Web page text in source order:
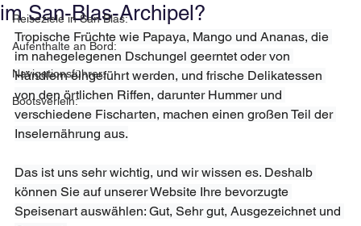
Reiseziele in San Blas:
Aufenthalte an Bord:
Navigationsführer:
Bootsverleih:
im San-Blas-Archipel?
Tropische Früchte wie Papaya, Mango und Ananas, die
im nahegelegenen Dschungel geerntet oder von
Händlern eingeführt werden, und frische Delikatessen
von den örtlichen Riffen, darunter Hummer und
verschiedene Fischarten, machen einen großen Teil der
Inselernährung aus.
Das ist uns sehr wichtig, und wir wissen es. Deshalb
können Sie auf unserer Website Ihre bevorzugte
Speisenart auswählen: Gut, Sehr gut, Ausgezeichnet und